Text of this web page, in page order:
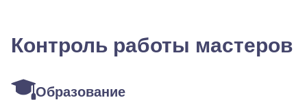
Контроль работы мастеров
Образование